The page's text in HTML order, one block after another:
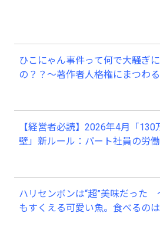
ひこにゃん事件って何で大騒ぎ
の？？～著作者人格権にまつわ
【経営者必読】2026年4月「130
壁」新ルール：パート社員の労働
ハリセンボンは“超”美味だった
もすくえる可愛い魚。食べるのは